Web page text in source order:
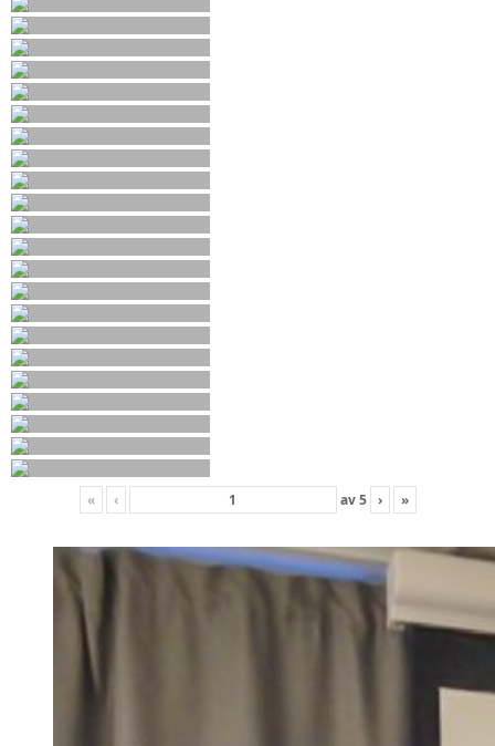
« ‹ av5 › »